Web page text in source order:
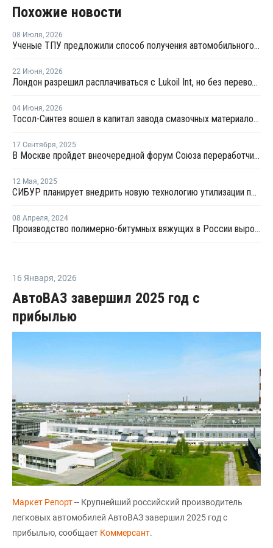
Похожие новости
08 Июля, 2026
Ученые ТПУ предложили способ получения автомобильного бензина из пластиковых отходов
22 Июня, 2026
Лондон разрешил расплачиваться с Lukoil Int, но без перевода средств Лукойлу
04 Июня, 2026
Тосол-Синтез вошел в капитал завода смазочных материалов "Девон"
17 Сентября, 2025
В Москве пройдет внеочередной форум Союза переработчиков пластмасс
12 Мая, 2025
СИБУР планирует внедрить новую технологию утилизации пластмасс
08 Апреля, 2024
Производство полимерно-битумных вяжущих в России выросло на 15% за 2023 год
16 Января, 2026
АвтоВАЗ завершил 2025 год с
прибылью
Маркет Репорт-- Крупнейший российский производитель
легковых автомобилей АвтоВАЗ завершил 2025 год с
прибылью, сообщает Коммерсант.